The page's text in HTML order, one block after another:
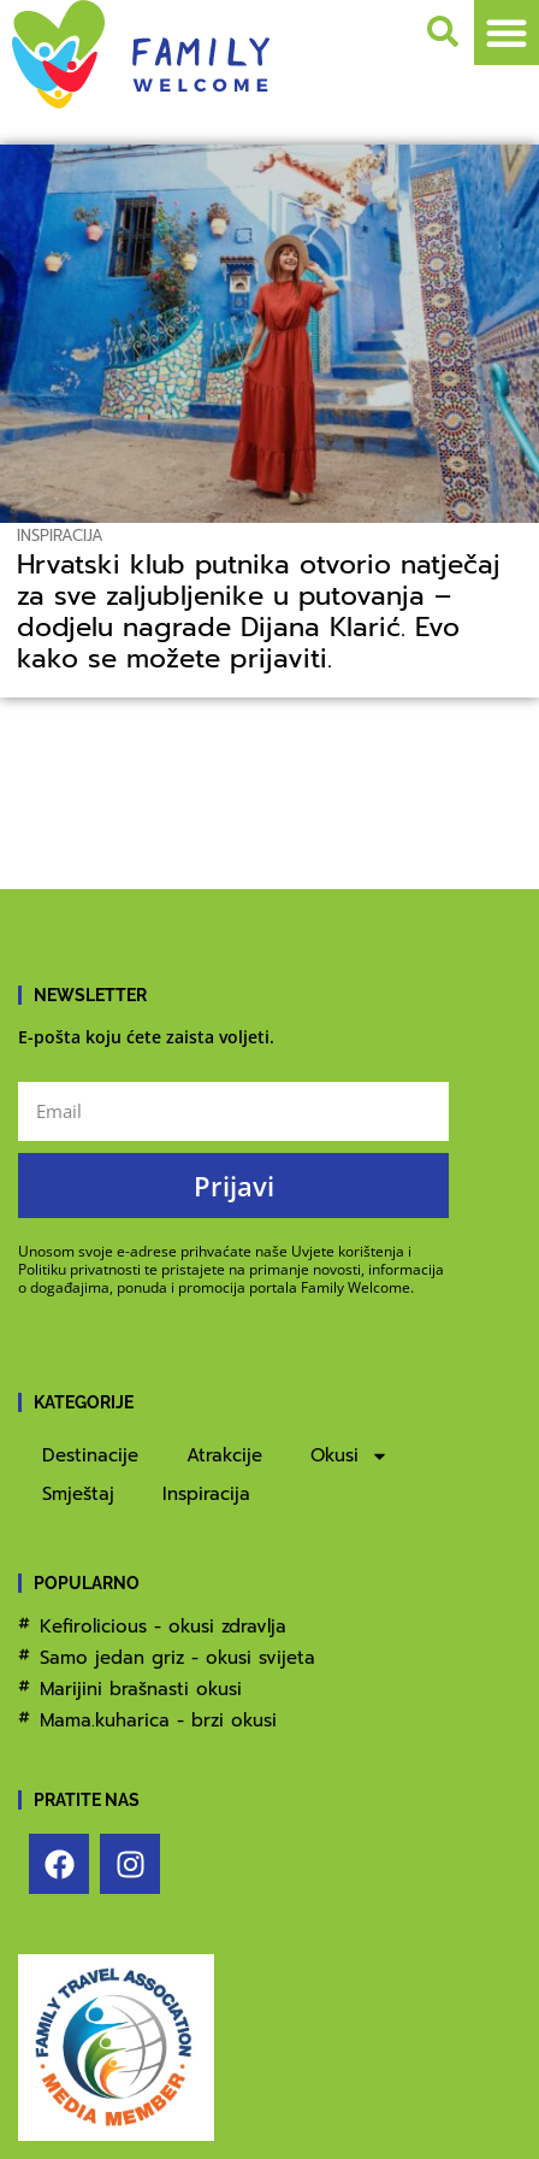
INSPIRACIJA
Hrvatski klub putnika otvorio natječaj
za sve zaljubljenike u putovanja –
dodjelu nagrade Dijana Klarić. Evo
kako se možete prijaviti.
NEWSLETTER
E-pošta koju ćete zaista voljeti.
Prijavi
Unosom svoje e-adrese prihvaćate naše Uvjete korištenja i
Politiku privatnosti te pristajete na primanje novosti, informacija
o događajima, ponuda i promocija portala Family Welcome.
KATEGORIJE
Destinacije Atrakcije
Okusi
Smještaj
Inspiracija
POPULARNO
Kefirolicious - okusi zdravlja
Samo jedan griz - okusi svijeta
Marijini brašnasti okusi
Mama.kuharica - brzi okusi
PRATITE NAS